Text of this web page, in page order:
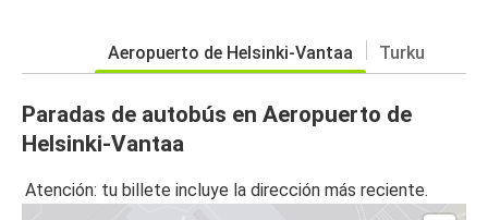
Aeropuerto de Helsinki-Vantaa Turku
Paradas de autobús en Aeropuerto de
Helsinki-Vantaa
Atención: tu billete incluye la dirección más reciente.